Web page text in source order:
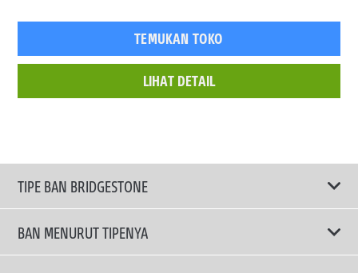
TEMUKAN TOKO
LIHAT DETAIL
TIPE BAN BRIDGESTONE
BAN MENURUT TIPENYA